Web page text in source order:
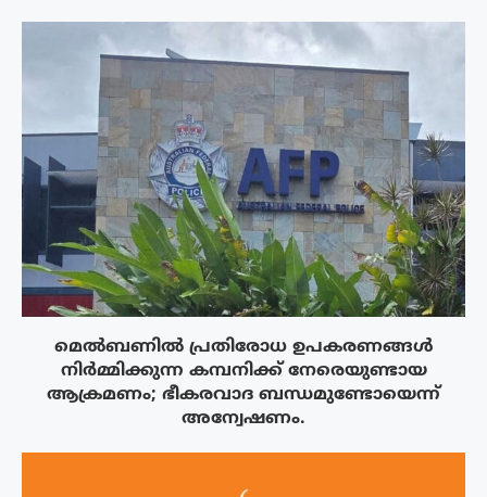
മെൽബണിൽ പ്രതിരോധ ഉപകരണങ്ങൾ
നിർമ്മിക്കുന്ന കമ്പനിക്ക് നേരെയുണ്ടായ
ആക്രമണം; ഭീകരവാദ ബന്ധമുണ്ടോയെന്ന്
അന്വേഷണം.